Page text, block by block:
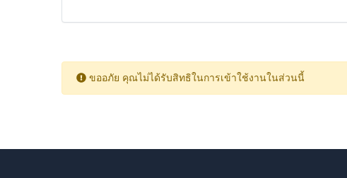
ขออภัย คุณไม่ได้รับสิทธิในการเข้าใช้งานในส่วนนี้